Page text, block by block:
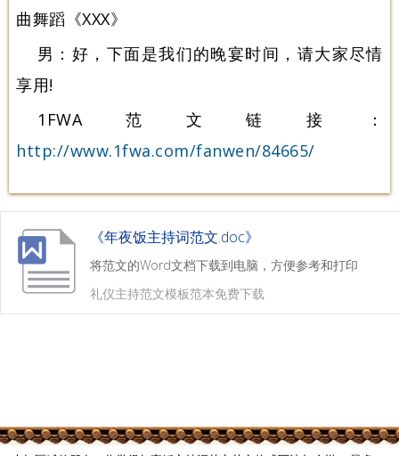
曲舞蹈《XXX》
男：好，下面是我们的晚宴时间，请大家尽情
享用!
1FWA范文链接：
http://www.1fwa.com/fanwen/84665/
《年夜饭主持词范文.doc》
将范文的Word文档下载到电脑，方便参考和打印
礼仪主持范文模板范本免费下载